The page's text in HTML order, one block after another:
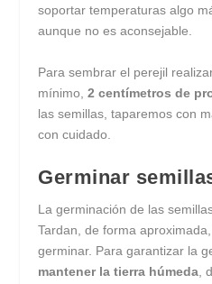
soportar temperaturas algo
aunque no es aconsejable.
Para sembrar el perejil
mínimo,2 centímetros de
las semillas, taparemos con
con cuidado.
Germinar
La germinación de las
Tardan, de forma
germinar. Para garantizar la
mantener la tierra húmeda ,